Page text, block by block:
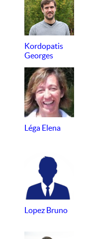
Kordopatis
Georges
Léga Elena
Lopez Bruno